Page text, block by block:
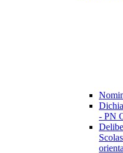
- PN